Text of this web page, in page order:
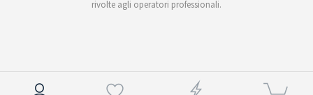
rivolte agli operatori professionali.